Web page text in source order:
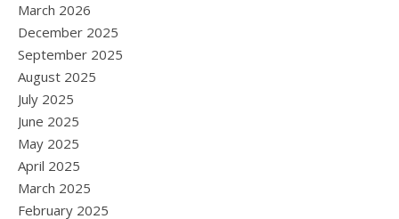
March 2026
December 2025
September 2025
August 2025
July 2025
June 2025
May 2025
April 2025
March 2025
February 2025